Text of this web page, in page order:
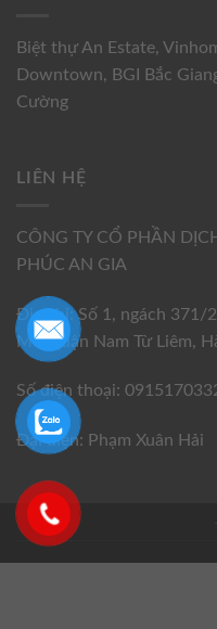
Biệt thự An Estate,
Downtown, BGI Bắc
Cường
LIÊN HỆ
CÔNG TY CỔ PHẦN
PHÚC AN GIA
Địa chỉ: Số 1, ngách
Mỗ, quận Nam Từ Liêm,
Số điện thoại:
Đại diện: Phạm Xuân Hải